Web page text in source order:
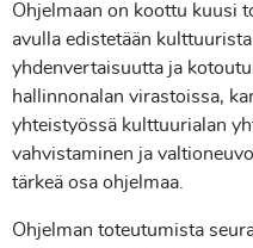
Ohjelmaan on koottu kuusi
avulla edistetään
yhdenvertaisuutta ja
hallinnonalan virastoissa,
yhteistyössä kulttuurialan
vahvistaminen ja
tärkeä osa ohjelmaa.
Ohjelman toteutumista